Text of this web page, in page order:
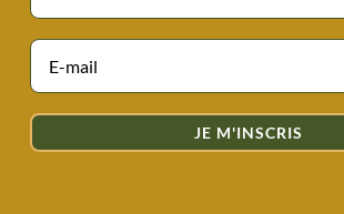
JE M'INSCRIS